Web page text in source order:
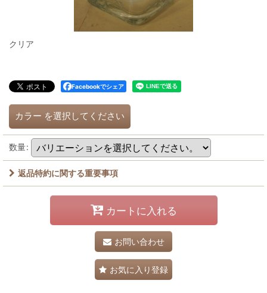
クリア
Facebookでシェア
カラー を選択してください
数量:
返品特約に関する重要事項
カートに入れる
お問い合わせ
お気に入り登録